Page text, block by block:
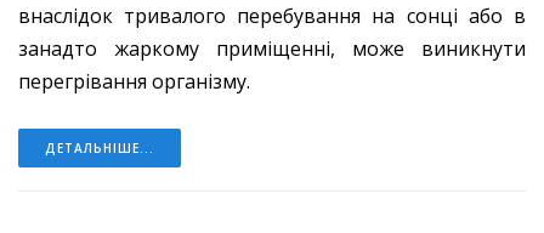
внаслідок тривалого перебування на сонці або в
занадто жаркому приміщенні, може виникнути
перегрівання організму.
ДЕТАЛЬНІШЕ...